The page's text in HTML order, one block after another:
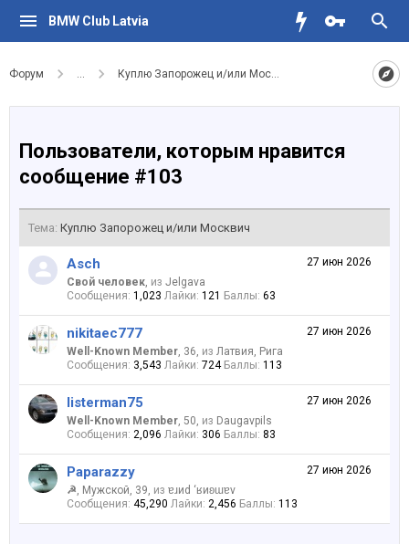
BMW Club Latvia
Форум ... Куплю Запорожец и/или Москвич
Пользователи, которым нравится
сообщение #103
Тема: Куплю Запорожец и/или Москвич
27 июн 2026
Asch
Свой человек, из Jelgava
Сообщения: 1,023 Лайки: 121 Баллы: 63
27 июн 2026
nikitaec777
Well-Known Member, 36, из Латвия, Рига
Сообщения: 3,543 Лайки: 724 Баллы: 113
27 июн 2026
listerman75
Well-Known Member, 50, из Daugavpils
Сообщения: 2,096 Лайки: 306 Баллы: 83
27 июн 2026
Paparazzy
☭, Мужской, 39, из ɐɹиd ‘ʁиʚɯɐv
Сообщения: 45,290 Лайки: 2,456 Баллы: 113